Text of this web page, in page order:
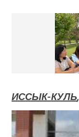
ИССЫК-КУЛЬ,